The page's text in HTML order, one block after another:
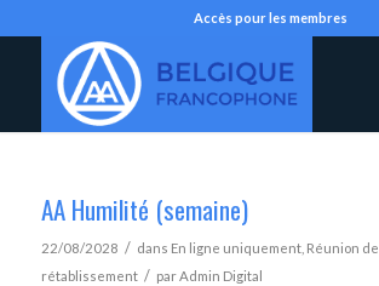
Accès pour les membres
AA Humilité (semaine)
22/08/2028 / dans En ligne uniquement, Réunion de
rétablissement / parAdmin Digital